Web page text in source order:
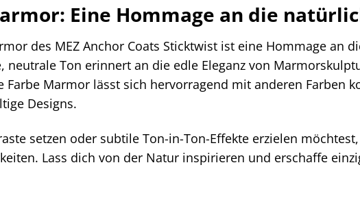
Eine Hommage an die
des MEZ Anchor Coats Sticktwist ist eine Hommage an
neutrale Ton erinnert an die edle Eleganz von
Farbe Marmor lässt sich hervorragend mit anderen Farben
Designs.
setzen oder subtile Ton-in-Ton-Effekte erzielen
Lass dich von der Natur inspirieren und erschaffe